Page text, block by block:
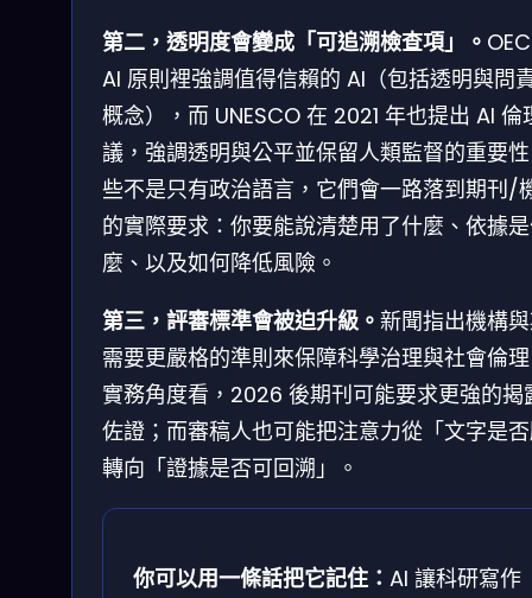
第二，透明度會變成「可追溯檢查項」。
AI 原則裡強調值得信賴的 AI（包括透明與問
概念），而 UNESCO 在 2021 年也提出 AI 倫
議，強調透明與公平並保留人類監督的重要
些不是只有政治語言，它們會一路落到期刊/
的實際要求：你要能說清楚用了什麼、依據
麼、以及如何降低風險。
第三，評審標準會被迫升級。 新聞指出機構
需要更嚴格的準則來保障科學治理與社會倫
實務角度看，2026 後期刊可能要求更強的揭
佐證；而審稿人也可能把注意力從「文字是
轉向「證據是否可回溯」。
你可以用一條話把它記住： AI 讓科研寫作